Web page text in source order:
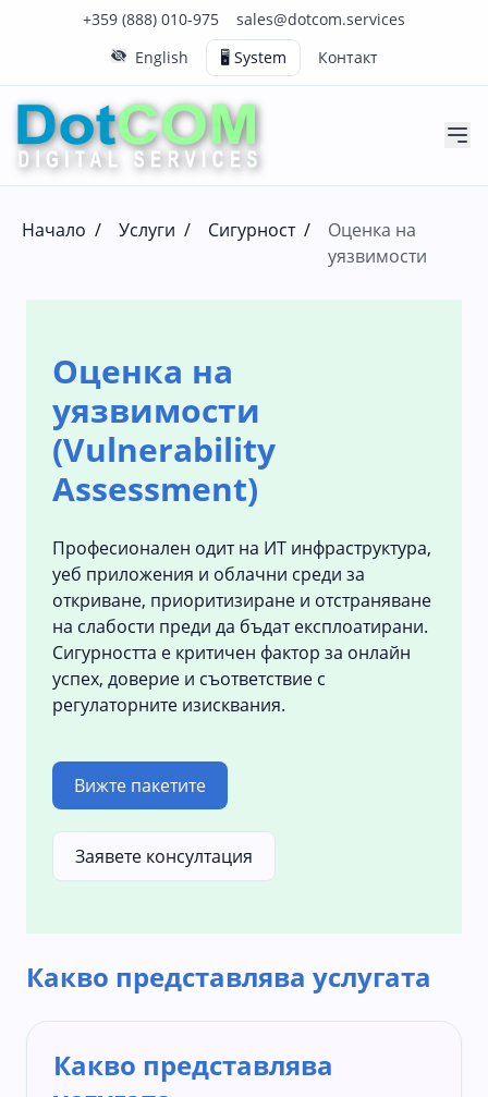
+359 (888) 010-975
Нашия телефонен номер е 0888010975
sales@dotcom.services
Нашия имейл адрес е sales@dotcom.services
English
🖥️ System Контакт
Начало / Услуги / Сигурност /
Оценка на
уязвимости
Оценка на
уязвимости
(Vulnerability
Assessment)
Професионален одит на ИТ инфраструктура,
уеб приложения и облачни среди за
откриване, приоритизиране и отстраняване
на слабости преди да бъдат експлоатирани.
Сигурността е критичен фактор за онлайн
успех, доверие и съответствие с
регулаторните изисквания.
Вижте пакетите
Заявете консултация
Какво представлява услугата
Какво представлява